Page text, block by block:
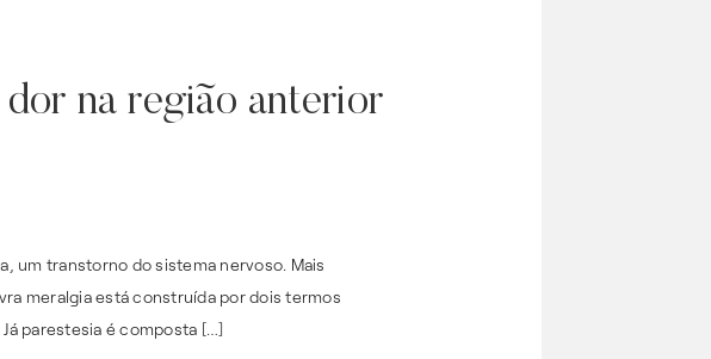
na região anterior
um transtorno do sistema nervoso. Mais
meralgia está construída por dois termos
parestesia é composta […]